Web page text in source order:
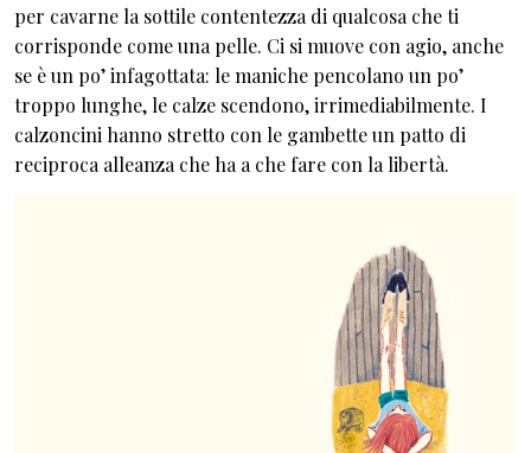
per cavarne la sottile contentezza di qualcosa che ti
corrisponde come una pelle. Ci si muove con agio, anche
se è un po’ infagottata: le maniche pencolano un po’
troppo lunghe, le calze scendono, irrimediabilmente. I
calzoncini hanno stretto con le gambette un patto di
reciproca alleanza che ha a che fare con la libertà.